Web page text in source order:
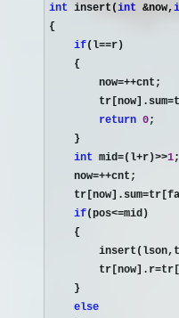
int insert(int &now,
{
if(l==r)
    {
        now
=++cnt;
        tr[now].sum
return 0;
    }
int mid=(l+r)>>1;
    now
=++cnt;
    tr[now].sum
if(pos<=mid)
    {
        tr[now].r
=
    }
else